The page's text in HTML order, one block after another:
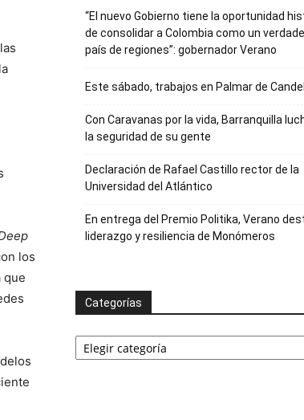
los
que
“El nuevo Gobierno tiene la oportunidad
de consolidar a Colombia como un
país de regiones”: gobernador Verano
Este sábado, trabajos en Palmar de
Con Caravanas por la vida, Barranquilla
la seguridad de su gente
Declaración de Rafael Castillo rector de la
Universidad del Atlántico
En entrega del Premio Politika, Verano
liderazgo y resiliencia de Monómeros
Categorías
Categorías